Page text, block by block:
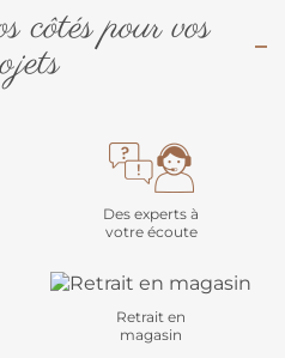
côtés pour vos
Des experts à
votre écoute
Retrait en
magasin